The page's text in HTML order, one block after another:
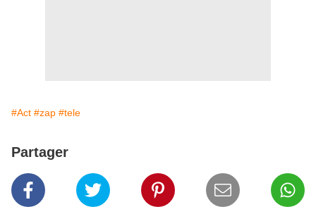
#Act #zap #tele
Partager